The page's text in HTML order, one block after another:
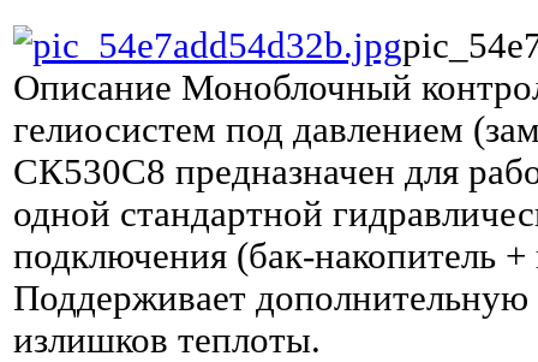
Описание Моноблочный
гелиосистем под давлением
СК530С8 предназначен для
одной стандартной
подключения (бак-накопитель +
Поддерживает
излишков теплоты.